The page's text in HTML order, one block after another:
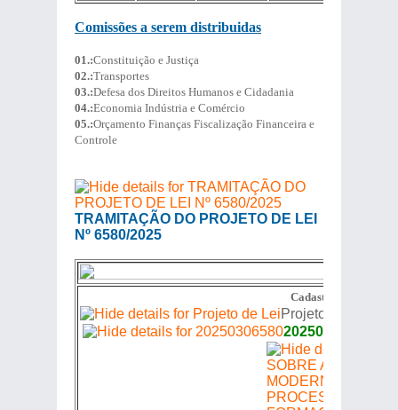
Comissões a serem distribuidas
01.:Constituição e Justiça
02.:Transportes
03.:Defesa dos Direitos Humanos e Cidadania
04.:Economia Indústria e Comércio
05.:Orçamento Finanças Fiscalização Financeira e
Controle
TRAMITAÇÃO DO PROJETO DE LEI
Nº 6580/2025
Cadastro de
Projeto de Lei
20250306580